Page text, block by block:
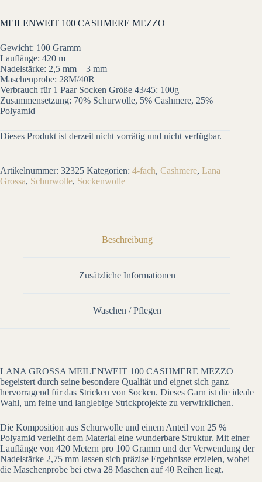
MEILENWEIT 100 CASHMERE MEZZO
Gewicht: 100 Gramm
Lauflänge: 420 m
Nadelstärke: 2,5 mm – 3 mm
Maschenprobe: 28M/40R
Verbrauch für 1 Paar Socken Größe 43/45: 100g
Zusammensetzung: 70% Schurwolle, 5% Cashmere, 25%
Polyamid
Dieses Produkt ist derzeit nicht vorrätig und nicht verfügbar.
Artikelnummer: 32325 Kategorien: 4-fach, Cashmere, Lana
Grossa, Schurwolle, Sockenwolle
Beschreibung
Zusätzliche Informationen
Waschen / Pflegen
LANA GROSSA MEILENWEIT 100 CASHMERE MEZZO
begeistert durch seine besondere Qualität und eignet sich ganz
hervorragend für das Stricken von Socken. Dieses Garn ist die ideale
Wahl, um feine und langlebige Strickprojekte zu verwirklichen.
Die Komposition aus Schurwolle und einem Anteil von 25 %
Polyamid verleiht dem Material eine wunderbare Struktur. Mit einer
Lauflänge von 420 Metern pro 100 Gramm und der Verwendung der
Nadelstärke 2,75 mm lassen sich präzise Ergebnisse erzielen, wobei
die Maschenprobe bei etwa 28 Maschen auf 40 Reihen liegt.